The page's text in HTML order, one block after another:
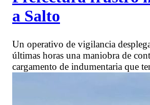
a Salto
Un operativo de vigilancia
últimas horas una maniobra de
cargamento de indumentaria que